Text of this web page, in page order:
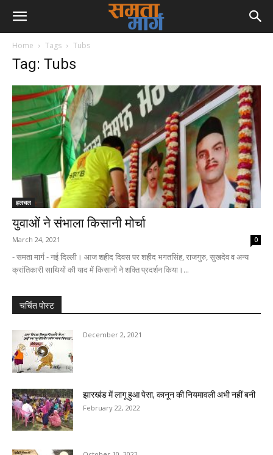
Home Tags Tubs
Tag: Tubs
हलचल
युवाओं ने संभाला किसानी मोर्चा
March 24, 2021 0
- समता मार्ग - नई दिल्ली। आज शहीद दिवस पर शहीद भगतसिंह, राजगुरु, सुखदेव व अन्य
क्रांतिकारी साथियों की याद में किसानों ने शक्ति प्रदर्शन किया।...
चर्चित पोस्ट
December 2, 2021
झारखंड में लागू हुआ पेसा, कानून की नियमावली अभी नहीं बनी
February 22, 2022